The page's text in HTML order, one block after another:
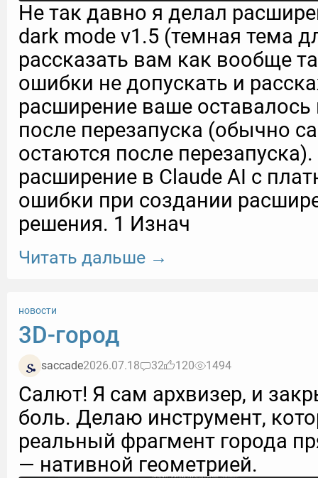
Не так давно я делал
dark mode v1.5 (темная тема
рассказать вам как вообще
ошибки не допускать и
расширение ваше оставалось
после перезапуска (обычно
остаются после
расширение в Claude AI с
ошибки при создании
решения. 1 Изнач
Читать дальше →
новости
3D-город
saccade2026.07.18 32 120 1494
Салют! Я сам архвизер, и
боль. Делаю инструмент,
реальный фрагмент города
— нативной геометрией.